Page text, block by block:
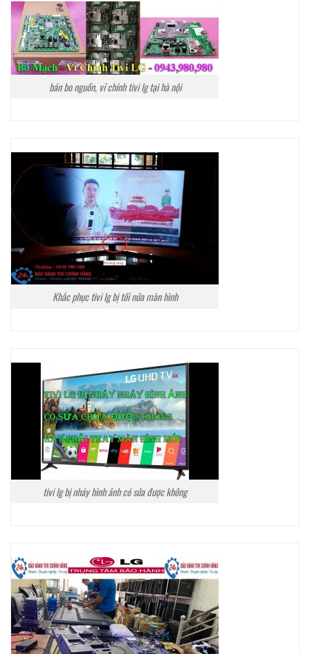
bán bo nguồn, vỉ chính tivi lg tại hà nội
Khắc phục tivi lg bị tối nửa màn hình
tivi lg bị nháy hình ảnh có sửa được không